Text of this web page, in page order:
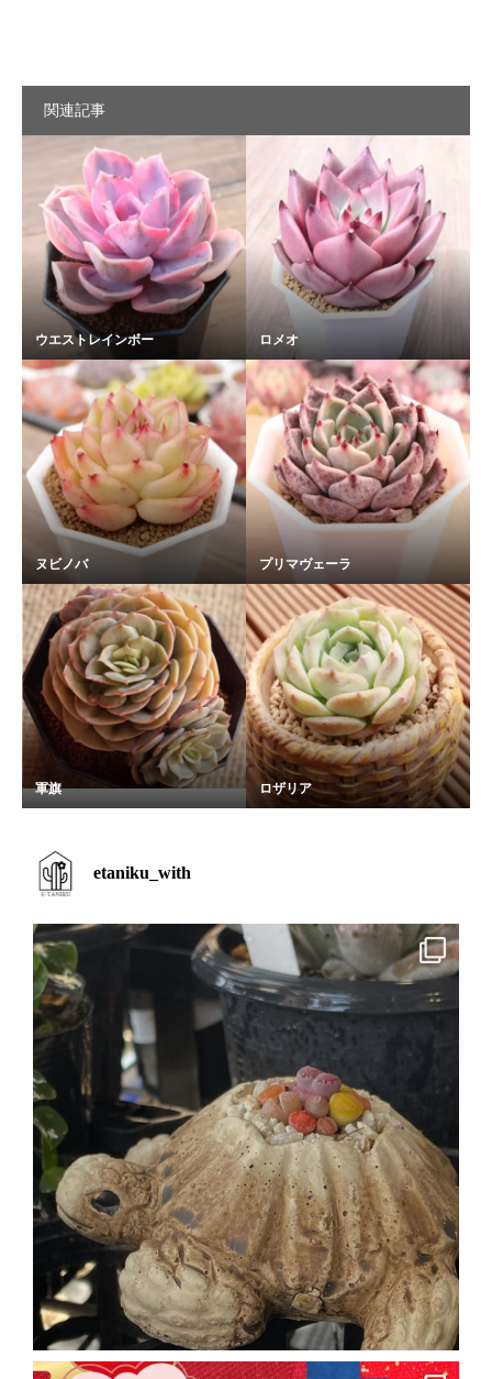
関連記事
ウエストレインボー ロメオ
ヌビノバ プリマヴェーラ
軍旗 ロザリア
etaniku_with